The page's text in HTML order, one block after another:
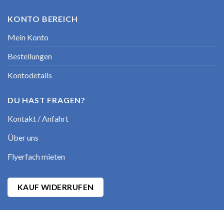
KONTO BEREICH
Mein Konto
Bestellungen
Kontodetails
DU HAST FRAGEN?
Kontakt / Anfahrt
Über uns
Flyerfach mieten
KAUF WIDERRUFEN